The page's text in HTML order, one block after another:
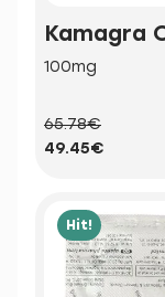
Kamagra
100mg
65.78€
49.45€
Hit!